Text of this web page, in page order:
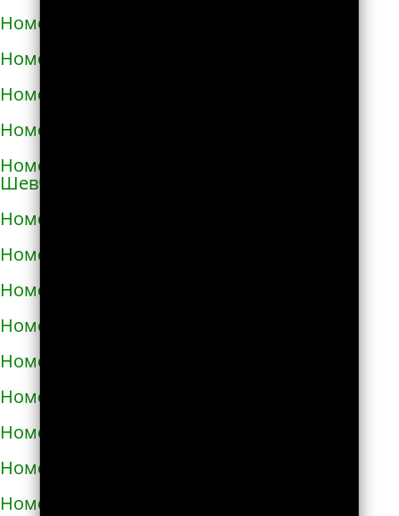
Номера телефонов такси в Коломые
Номера телефонов такси в Конотопе
Номера телефонов такси в Коростене
Номера телефонов такси в Коростышеве
Номера телефонов такси в Корсунь-
Шевченковском
Номера телефонов такси в Корюковке
Номера телефонов такси в Костополе
Номера телефонов такси в Котельве
Номера телефонов такси в Коцюбинском
Номера телефонов такси в Красилове
Номера телефонов такси в Краснограде
Номера телефонов такси в Кременце
Номера телефонов такси в Кременчуге
Номера телефонов такси в Кривом Роге